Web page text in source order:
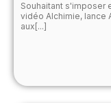
Souhaitant s'imposer
vidéo Alchimie, lance
aux[...]